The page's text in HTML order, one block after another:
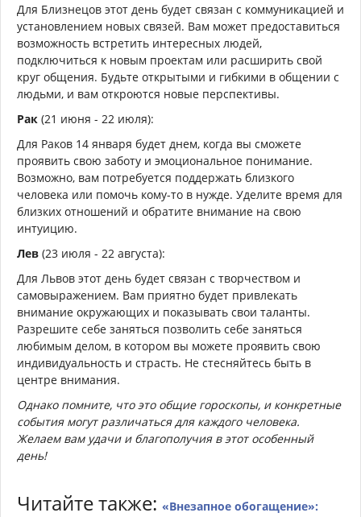
Для Близнецов этот день будет связан с коммуникацией и
установлением новых связей. Вам может предоставиться
возможность встретить интересных людей,
подключиться к новым проектам или расширить свой
круг общения. Будьте открытыми и гибкими в общении с
людьми, и вам откроются новые перспективы.
Рак (21 июня - 22 июля):
Для Раков 14 января будет днем, когда вы сможете
проявить свою заботу и эмоциональное понимание.
Возможно, вам потребуется поддержать близкого
человека или помочь кому-то в нужде. Уделите время для
близких отношений и обратите внимание на свою
интуицию.
Лев (23 июля - 22 августа):
Для Львов этот день будет связан с творчеством и
самовыражением. Вам приятно будет привлекать
внимание окружающих и показывать свои таланты.
Разрешите себе заняться позволить себе заняться
любимым делом, в котором вы можете проявить свою
индивидуальность и страсть. Не стесняйтесь быть в
центре внимания.
Однако помните, что это общие гороскопы, и конкретные
события могут различаться для каждого человека.
Желаем вам удачи и благополучия в этот особенный
день!
Читайте также: «Внезапное обогащение»: